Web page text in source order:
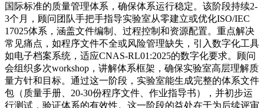
国际标准的质量管理体系，确保体系运行稳定。该阶段持续2-
3个月，顾问团队手把手指导实验室从零建立或优化ISO/IEC
17025体系，涵盖文件编制、过程控制和资源配置。重点解决
常见痛点，如程序文件不全或风险管理缺失，引入数字化工具
如电子档案系统，适应CNAS-RL01:2025的数字化要求。顾问
会组织多次workshop，讲解体系框架，确保实验室高层理解质
量方针和目标。通过这一阶段，实验室能生成完整的体系文件
包（质量手册、20-30份程序文件、作业指导书），并初步运
行测试，验证体系的有效性。这一阶段的益处在于为后续评审